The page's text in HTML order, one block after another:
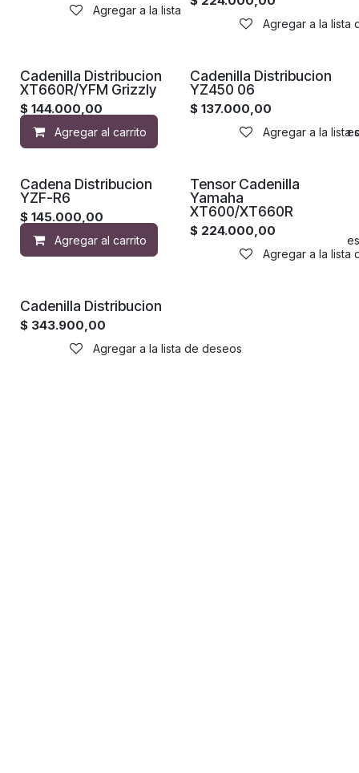
Agregar a la lista de deseos
Agregar a la lista
Cadenilla Distribucion
XT660R/YFM Grizzly
$ 144.000,00
Agregar al carrito Agregar a la lista de
Cadenilla Distribucion
YZ450 06
$137.000,00
Agregar a la lista
Cadena Distribucion
YZF-R6
$ 145.000,00
Agregar al carrito Agregar a la lista de
Tensor Cadenilla
Yamaha
XT600/XT660R
$ 224.000,00
Agregar a la lista
Cadenilla Distribucion
$ 343.900,00
Agregar a la lista de deseos